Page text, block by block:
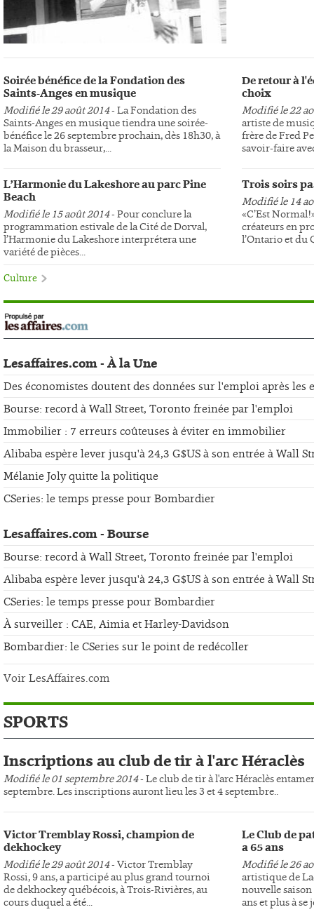
Soirée bénéfice de la Fondation des
Saints-Anges en musique
Modifié le 29 août 2014- La Fondation des
Saints-Anges en musique tiendra une soirée-
bénéfice le 26 septembre prochain, dès 18h30, à
la Maison du brasseur,...
L’Harmonie du Lakeshore au parc Pine
Beach
Modifié le 15 août 2014- Pour conclure la
programmation estivale de la Cité de Dorval,
l’Harmonie du Lakeshore interprétera une
variété de pièces...
De retour à
choix
Modifié le 22
artiste de
frère de Fred
savoir-faire
Trois soirs
Modifié le 14
«C’Est
créateurs en
l’Ontario et du
Culture
Lesaffaires.com - À la Une
Des économistes doutent des données sur l'emploi après
Bourse: record à Wall Street, Toronto freinée par l'emploi
Immobilier : 7 erreurs coûteuses à éviter en immobilier
Alibaba espère lever jusqu'à 24,3 G$US à son entrée à Wall
Mélanie Joly quitte la politique
CSeries: le temps presse pour Bombardier
Lesaffaires.com - Bourse
Bourse: record à Wall Street, Toronto freinée par l'emploi
Alibaba espère lever jusqu'à 24,3 G$US à son entrée à Wall
CSeries: le temps presse pour Bombardier
À surveiller : CAE, Aimia et Harley-Davidson
Bombardier: le CSeries sur le point de redécoller
Voir LesAffaires.com
SPORTS
Inscriptions au club de tir à l'arc Héraclès
Modifié le 01 septembre 2014- Le club de tir à l'arc Héraclès
septembre. Les inscriptions auront lieu les 3 et 4 septembre..
Victor Tremblay Rossi, champion de
dekhockey
Modifié le 29 août 2014- Victor Tremblay
Rossi, 9 ans, a participé au plus grand tournoi
de dekhockey québécois, à Trois-Rivières, au
cours duquel a été...
Le Club de
a 65 ans
Modifié le 26
artistique de
nouvelle
ans et plus à se